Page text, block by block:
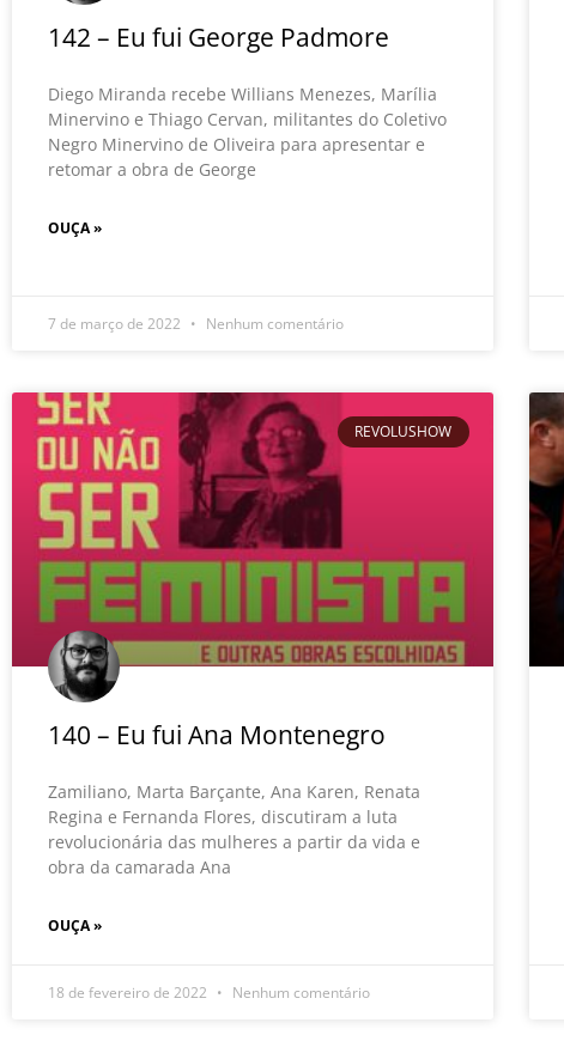
142 – Eu fui George Padmore
Diego Miranda recebe Willians Menezes, Marília
Minervino e Thiago Cervan, militantes do Coletivo
Negro Minervino de Oliveira para apresentar e
retomar a obra de George
OUÇA »
7 de março de 2022 Nenhum comentário
REVOLUSHOW
140 – Eu fui Ana Montenegro
Zamiliano, Marta Barçante, Ana Karen, Renata
Regina e Fernanda Flores, discutiram a luta
revolucionária das mulheres a partir da vida e
obra da camarada Ana
OUÇA »
18 de fevereiro de 2022 Nenhum comentário